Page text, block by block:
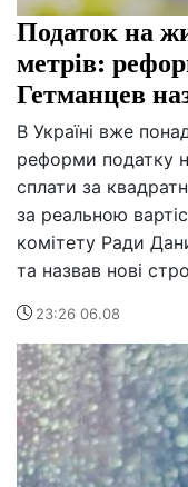
Податок на
метрів:
Гетманцев
В Україні вже
реформи податку
сплати за
за реальною
комітету Ради
та назвав нові
23:26 06.08